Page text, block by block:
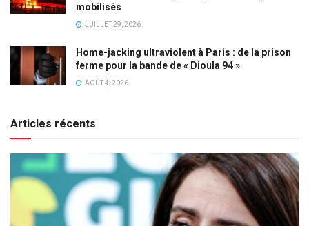
mobilisés
JUILLET 29, 2026
Home-jacking ultraviolent à Paris : de la prison
ferme pour la bande de « Dioula 94 »
AOÛT 4, 2026
Articles récents